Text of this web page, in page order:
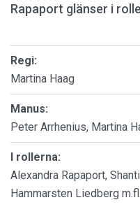
Rapaport glänser i
Regi:
Martina Haag
Manus:
Peter Arrhenius, Martina
I rollerna:
Alexandra Rapaport,
Hammarsten Liedberg m.fl.